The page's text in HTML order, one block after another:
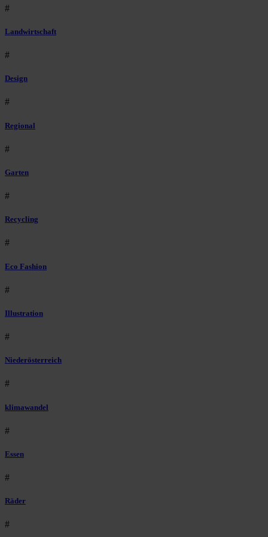
#
Landwirtschaft
#
Design
#
Regional
#
Garten
#
Recycling
#
Eco Fashion
#
Illustration
#
Niederösterreich
#
klimawandel
#
Essen
#
Räder
#